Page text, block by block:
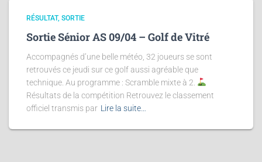
RÉSULTAT SORTIE
Sortie Sénior AS 09/04 – Golf de Vitré
Accompagnés d’une belle météo, 32 joueurs se sont
retrouvés ce jeudi sur ce golf aussi agréable que
technique. Au programme : Scramble mixte à 2.
Résultats de la compétition Retrouvez le classement
officiel transmis par Lire la suite…